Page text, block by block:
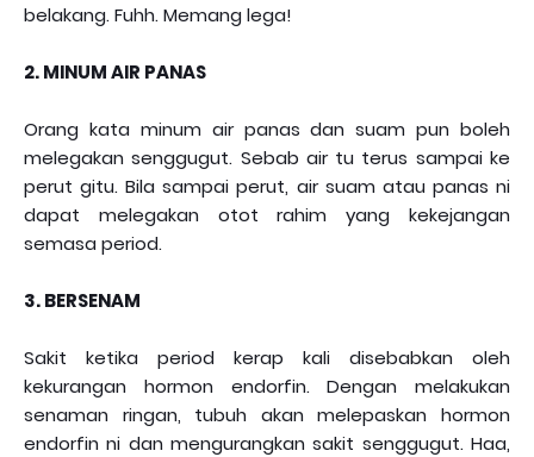
belakang. Fuhh. Memang lega!
2. MINUM AIR PANAS
Orang kata minum air panas dan suam pun boleh
melegakan senggugut. Sebab air tu terus sampai ke
perut gitu. Bila sampai perut, air suam atau panas ni
dapat melegakan otot rahim yang kekejangan
semasa period.
3. BERSENAM
Sakit ketika period kerap kali disebabkan oleh
kekurangan hormon endorfin. Dengan melakukan
senaman ringan, tubuh akan melepaskan hormon
endorfin ni dan mengurangkan sakit senggugut. Haa,